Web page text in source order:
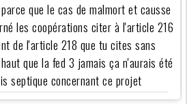
que le cas de malmort et causse
les coopérations citer à l'article 216
de l'article 218 que tu cites sans
que la fed 3 jamais ça n'aurais été
septique concernant ce projet